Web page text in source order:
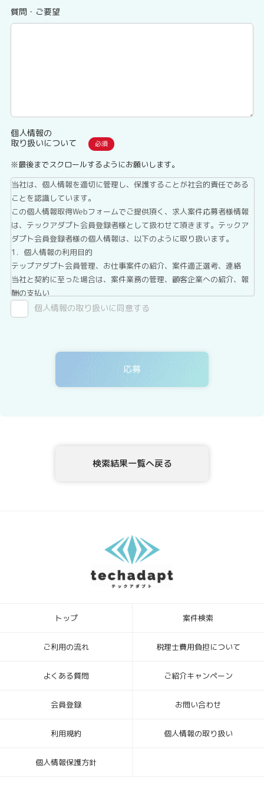
質問・ご要望
個人情報の
取り扱いについて
※最後までスクロールするようにお願いします。
当社は、個人情報を適切に管理し、保護することが社会的責任である
ことを認識しています。
この個人情報取得Webフォームでご提供頂く、求人案件応募者様情報
は、テックアダプト会員登録者様として扱わせて頂きます。テックア
ダプト会員登録者様の個人情報は、以下のように取り扱います。
1．個人情報の利用目的
テップアダプト会員管理、お仕事案件の紹介、案件適正選考、連絡
当社と契約に至った場合は、案件業務の管理、顧客企業への紹介、報
酬の支払い
2．第三者提供について
テックアダプト会員登録者情報は、法令に基づく場合、委託する場合
ィングサービス事業者等に委託する場合がありますが、委託先につい
ては、当社が運用する個人情報保護マネジメントシステムにより管理
者提供記録の開示を、当社に申し出ることができます。ご請求方法
テックアダプト会員登録者様が、当社に個人情報を提供されるかどう
かは、任意によるものです。ただし、必要な情報をご提供いただけな
い場合、上記1.の利用目的の達成に支障がでる場合があります。
6．本Webサイトへアクセスしたことを契機として機械的に取得される
[お問合せ・苦情相談窓口]
〒104-0032 東京都中央区八丁堀4丁目1番3号 宝町TATUMIビル 2F
TEL ： 03-6683-8664 FAX ： 03-6683-8665
個人情報の取り扱いに同意する
検索結果一覧へ戻る
トップ 案件検索
ご利用の流れ 税理士費用負担について
よくある質問 ご紹介キャンペーン
会員登録 お問い合わせ
利用規約 個人情報の取り扱い
個人情報保護方針